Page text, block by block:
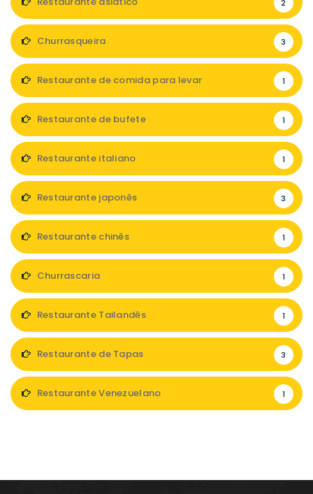
2
Churrasqueira 3
Restaurante de comida para levar 1
Restaurante de bufete 1
Restaurante italiano 1
Restaurante japonês 3
Restaurante chinês 1
Churrascaria 1
Restaurante Tailandês 1
Restaurante de Tapas 3
Restaurante Venezuelano 1